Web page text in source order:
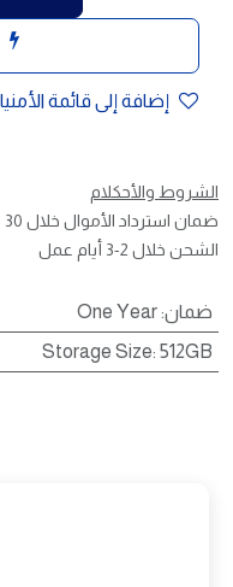
إضافة إلى قائمة
الشروط والأحكلام
ضمان استرداد الأموال خلال 30 يوم
الشحن خلال 2-3 أيام عمل
ضمان:
One Year
Storage Size:512GB